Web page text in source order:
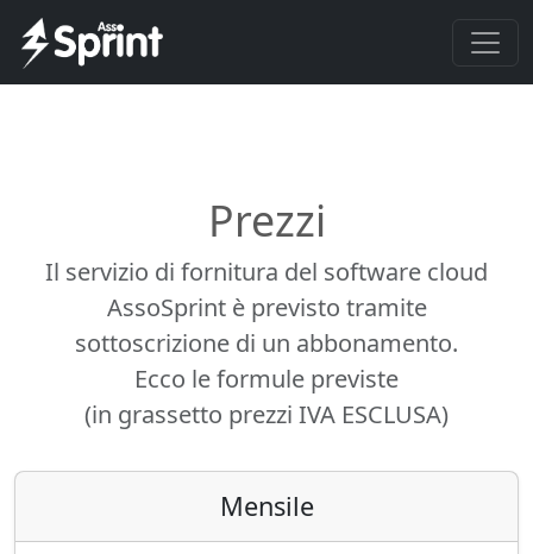
Prezzi
Il servizio di fornitura del software cloud
AssoSprint è previsto tramite
sottoscrizione di un abbonamento.
Ecco le formule previste
(in grassetto prezzi IVA ESCLUSA)
Mensile